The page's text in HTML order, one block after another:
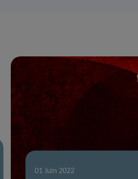
01 Juin 2022